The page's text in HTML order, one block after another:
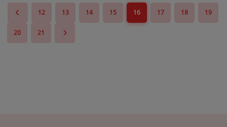
12 13 14 15 16 17 18 19
20 21